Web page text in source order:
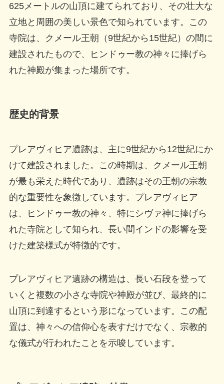
625メートルの山頂に建てられており、その壮大な
立地と周囲の美しい景色で知られています。この
寺院は、クメール王朝（9世紀から15世紀）の間に
建設されたもので、ヒンドゥー教の神々に捧げら
れた神殿が集まった場所です。
歴史的背景
プレアヴィヒア遺跡は、主に9世紀から12世紀にか
けて建設されました。この時期は、クメール王朝
が最も栄えた時代であり、遺跡はその王朝の宗教
的な重要性を象徴しています。プレアヴィヒア
は、ヒンドゥー教の神々、特にシヴァ神に捧げら
れた寺院として知られ、長い間インドの影響を受
けた建築様式が特徴的です。
プレアヴィヒア遺跡の構造は、長い石段を登って
いくと複数の小さな寺院や神殿が並び、最終的に
山頂に到達するという形になっています。この配
置は、神々への信仰心を表すだけでなく、宗教的
な儀式が行われたことを示唆しています。